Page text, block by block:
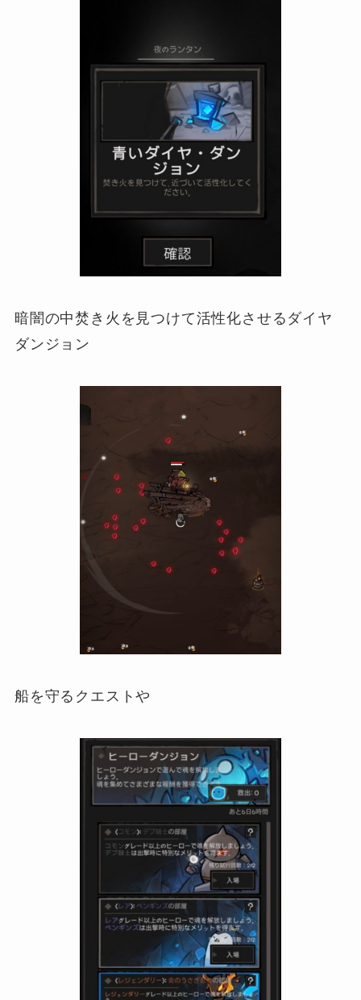
暗闇の中焚き火を見つけて活性化させるダイヤ
ダンジョン
船を守るクエストや